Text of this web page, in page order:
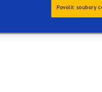
u majitelů aut také
Povolit soubory